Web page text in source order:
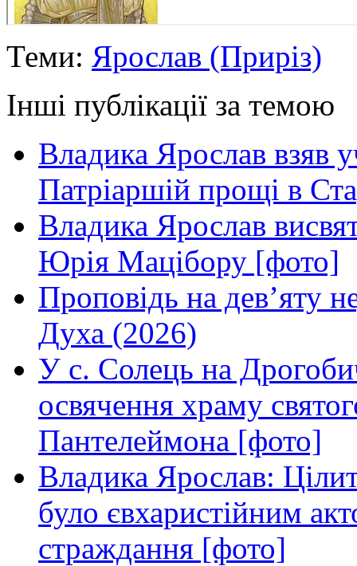
Теми: Ярослав (Приріз)
Інші публікації за темою
Владика Ярослав взяв
Патріаршій прощі в
Владика Ярослав
Юрія Мацібору [фото]
Проповідь на дев’яту
Духа (2026)
У с. Солець на
освячення храму
Пантелеймона [фото]
Владика Ярослав:
було євхаристійним
страждання [фото]